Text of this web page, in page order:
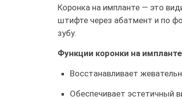
Коронка на импланте — это
штифте через абатмент и по
зубу.
Функции коронки на
Восстанавливает
Обеспечивает эстетичный